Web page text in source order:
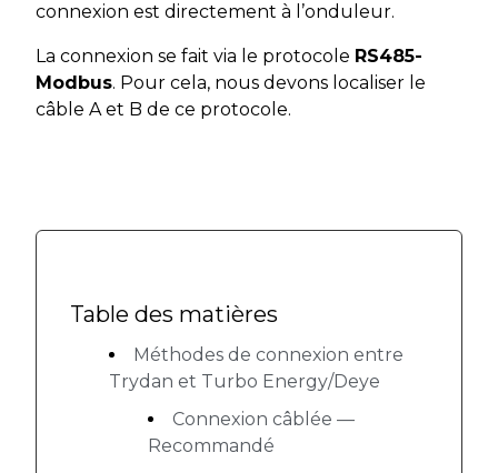
connexion est directement à l’onduleur.
La connexion se fait via le protocole RS485-
Modbus. Pour cela, nous devons localiser le
câble A et B de ce protocole.
Table des matières
Méthodes de connexion entre
Trydan et Turbo Energy/Deye
Connexion câblée —
Recommandé